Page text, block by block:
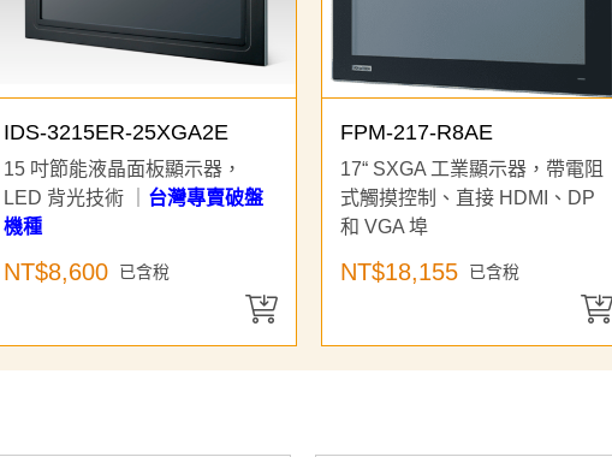
IDS-3215ER-25XGA2E
15 吋節能液晶面板顯示器，
LED 背光技術 ｜ 台灣專賣破盤
機種
NT$8,600 已含稅
FPM-217-R8AE
17“ SXGA 工業顯示器，帶電阻
式觸摸控制、直接 HDMI、DP
和 VGA 埠
NT$18,155 已含稅
產品已加入購物車
> 前往結帳